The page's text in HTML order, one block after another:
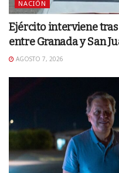
NACIÓN
Ejército interviene tras
entre Granada y San
AGOSTO 7, 2026